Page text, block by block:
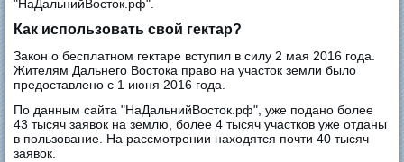
"НаДальнийВосток.рф".
Как использовать свой гектар?
Закон о бесплатном гектаре вступил в силу 2 мая 2016 года.
Жителям Дальнего Востока право на участок земли было
предоставлено с 1 июня 2016 года.
По данным сайта "НаДальнийВосток.рф", уже подано более
43 тысяч заявок на землю, более 4 тысяч участков уже отданы
в пользование. На рассмотрении находятся почти 40 тысяч
заявок.